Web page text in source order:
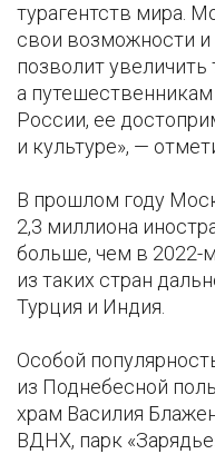
турагентств мира.
свои возможности и
позволит увеличить
а
России, ее
и культуре», —
В прошлом году
2,3 миллиона
больше, чем в 2022-
из таких стран
Турция и Индия.
Особой
из Поднебесной
храм Василия
ВДНХ, парк